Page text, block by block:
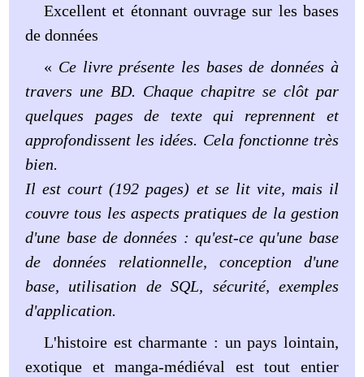
Excellent et étonnant ouvrage sur les bases
de données
« Ce livre présente les bases de données à
travers une BD. Chaque chapitre se clôt par
quelques pages de texte qui reprennent et
approfondissent les idées. Cela fonctionne très
bien.
Il est court (192 pages) et se lit vite, mais il
couvre tous les aspects pratiques de la gestion
d'une base de données : qu'est-ce qu'une base
de données relationnelle, conception d'une
base, utilisation de SQL, sécurité, exemples
d'application.
L'histoire est charmante : un pays lointain,
exotique et manga-médiéval est tout entier